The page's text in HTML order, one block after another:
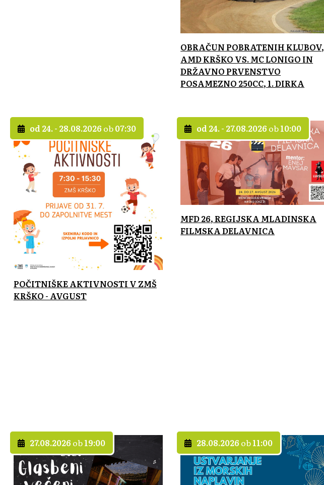
OBRAČUN POBRATENIH KLUBOV,
AMD KRŠKO VS. MC LONIGO IN
DRŽAVNO PRVENSTVO
POSAMEZNO 250CC, 1. DIRKA
od 24. - 28.08.2026 ob07:30
POČITNIŠKE AKTIVNOSTI V ZMŠ
KRŠKO - AVGUST
od 24. - 27.08.2026 ob10:00
MFD 26, REGIJSKA MLADINSKA
FILMSKA DELAVNICA
27.08.2026 ob19:00 28.08.2026 ob11:00